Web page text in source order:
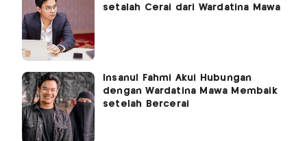
setalah Cerai dari Wardatina Mawa
Insanul Fahmi Akui Hubungan
dengan Wardatina Mawa Membaik
setelah Bercerai